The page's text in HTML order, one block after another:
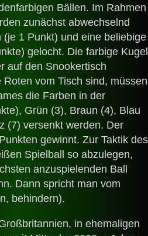
Bällen. Im Rahmen
zunächst abwechselnd
1 Punkt) und eine beliebige
gelocht. Die farbige Kugel
auf den Snookertisch
vom Tisch sind, müssen
die Farben in der
Grün (3), Braun (4), Blau
(7) versenkt werden. Der
gewinnt. Zur Taktik des
Spielball so abzulegen,
anzuspielenden Ball
Dann spricht man vom
behindern).
in ehemaligen